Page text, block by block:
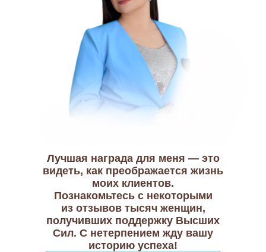
Лучшая награда для меня — это
видеть, как преображается жизнь
моих клиентов.
Познакомьтесь с некоторыми
из отзывов тысяч женщин,
получивших поддержку Высших
Сил. С нетерпением жду вашу
историю успеха!